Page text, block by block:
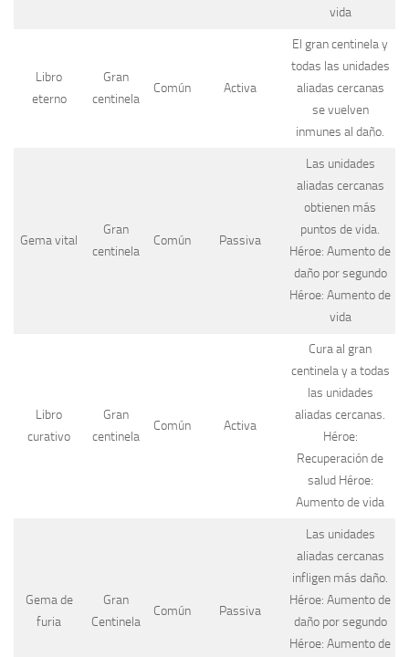
vida
Libro
eterno
Gran
centinela
Común Activa
El gran centinela y
todas las unidades
aliadas cercanas
se vuelven
inmunes al daño.
Gema vital
Gran
centinela
Común Passiva
Las unidades
aliadas cercanas
obtienen más
puntos de vida.
Héroe: Aumento de
daño por segundo
Héroe: Aumento de
vida
Libro
curativo
Gran
centinela
Común Activa
Cura al gran
centinela y a todas
las unidades
aliadas cercanas.
Héroe:
Recuperación de
salud Héroe:
Aumento de vida
Gema de
furia
Gran
Centinela
Común Passiva
Las unidades
aliadas cercanas
infligen más daño.
Héroe: Aumento de
daño por segundo
Héroe: Aumento de